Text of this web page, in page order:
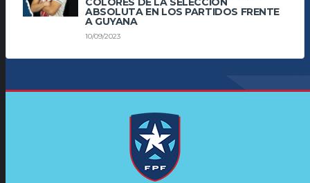
ABSOLUTA EN LOS PARTIDOS FRENTE
A GUYANA
10/09/2023